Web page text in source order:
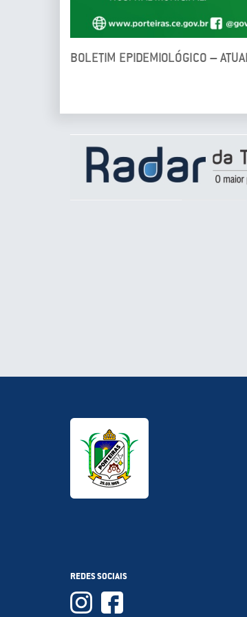
BOLETIM EPIDEMIOLÓGICO –
REDES SOCIAIS